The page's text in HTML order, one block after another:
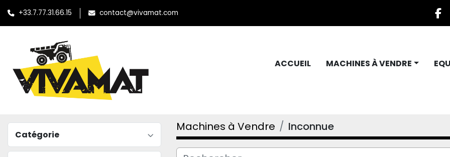
+33.7.77.31.66.15 contact@vivamat.com
ACCUEIL MACHINES À VENDRE
Catégorie
Machines à Vendre Inconnue